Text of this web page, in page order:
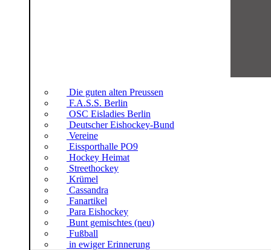
Die guten alten Preussen
F.A.S.S. Berlin
OSC Eisladies Berlin
Deutscher Eishockey-Bund
Vereine
Eissporthalle PO9
Hockey Heimat
Streethockey
Krümel
Cassandra
Fanartikel
Para Eishockey
Bunt gemischtes (neu)
Fußball
in ewiger Erinnerung